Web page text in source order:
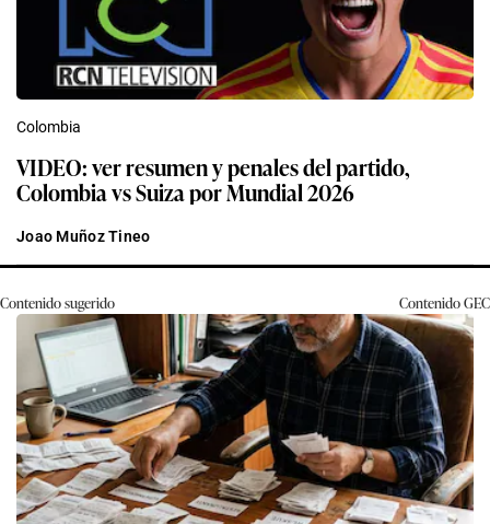
Colombia
VIDEO: ver resumen y penales del partido,
Colombia vs Suiza por Mundial 2026
Joao Muñoz Tineo
Contenido sugerido ContenidoGEC